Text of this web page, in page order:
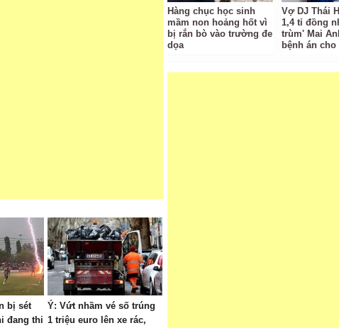
bị sét
đang thi
Ý: Vứt nhầm vé số trúng
1 triệu euro lên xe rác,
Hàng chục học sinh
mầm non hoảng hốt vì
bị rắn bò vào trường đe
dọa
Vợ DJ Thái
1,4 tỉ đồng
trùm' Mai
bệnh án cho